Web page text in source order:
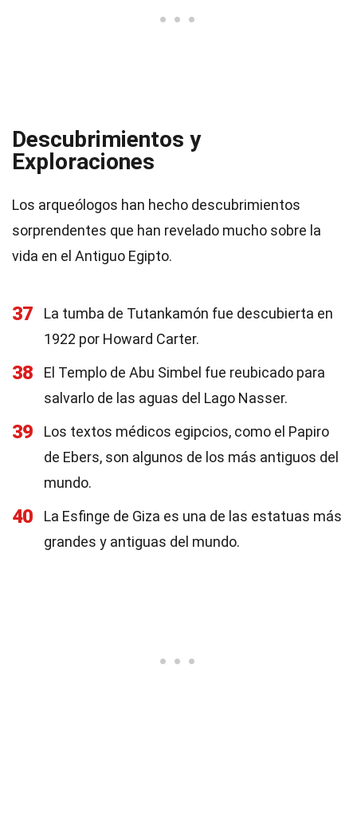
Descubrimientos y
Exploraciones
Los arqueólogos han hecho descubrimientos
sorprendentes que han revelado mucho sobre la
vida en el Antiguo Egipto.
37
La tumba de Tutankamón fue descubierta en
1922 por Howard Carter.
38
El Templo de Abu Simbel fue reubicado para
salvarlo de las aguas del Lago Nasser.
39
Los textos médicos egipcios, como el Papiro
de Ebers, son algunos de los más antiguos del
mundo.
40
La Esfinge de Giza es una de las estatuas más
grandes y antiguas del mundo.